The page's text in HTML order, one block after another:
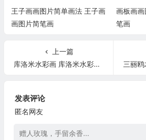
王子画画图片简单画法 王子画
画图片简笔画
画板画
笔画
上一篇
库洛米水彩画 库洛米水彩画教程
三丽鸥
发表评论
匿名网友